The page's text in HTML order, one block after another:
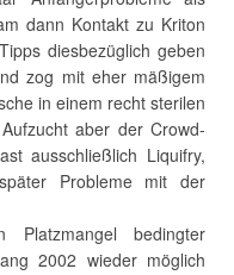
dann Kontakt zu Kriton
diesbezüglich geben
zog mit eher mäßigem
in einem recht sterilen
aber der Crowd-
ausschließlich Liquifry,
Probleme mit der
bedingter
2002 wieder möglich